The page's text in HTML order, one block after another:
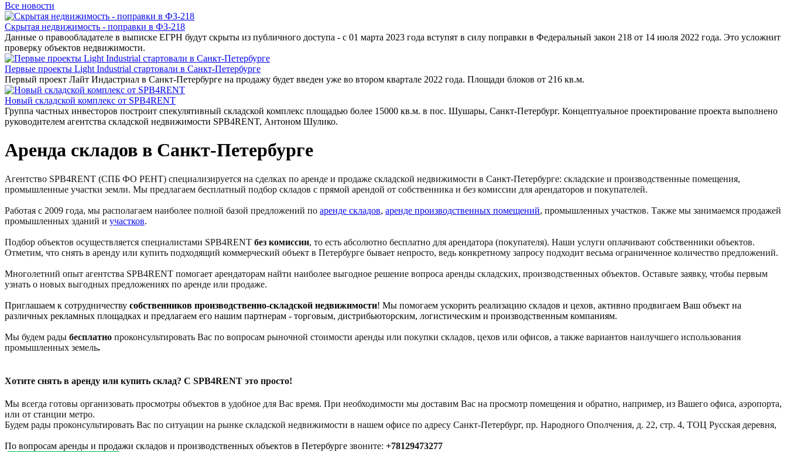
Все новости
Скрытая недвижимость - поправки в ФЗ-218
Данные о правообладателе в выписке ЕГРН будут скрыты из публичного доступа - с 01 марта 2023 года вступят в силу поправки в Федеральный закон 218 от 14 июля 2022 года. Это усложнит
проверку объектов недвижимости.
Первые проекты Light Industrial стартовали в Санкт-Петербурге
Первый проект Лайт Индастриал в Санкт-Петербурге на продажу будет введен уже во втором квартале 2022 года. Площади блоков от 216 кв.м.
Новый складской комплекс от SPB4RENT
Группа частных инвесторов построит спекулятивный складской комплекс площадью более 15000 кв.м. в пос. Шушары, Санкт-Петербург. Концептуальное проектирование проекта выполнено
руководителем агентства складской недвижимости SPB4RENT, Антоном Шулико.
Аренда складов в Санкт-Петербурге
Агентство SPB4RENT (СПБ ФО РЕНТ) специализируется на сделках по аренде и продаже складской недвижимости в Санкт-Петербурге: складские и производственные помещения,
промышленные участки земли. Мы предлагаем бесплатный подбор складов с прямой арендой от собственника и без комиссии для арендаторов и покупателей.
Работая с 2009 года, мы располагаем наиболее полной базой предложений по аренде складов, аренде производственных помещений, промышленных участков. Также мы занимаемся продажей
промышленных зданий и участков.
Подбор объектов осуществляется специалистами SPB4RENT без комиссии, то есть абсолютно бесплатно для арендатора (покупателя). Наши услуги оплачивают собственники объектов.
Отметим, что снять в аренду или купить подходящий коммерческий объект в Петербурге бывает непросто, ведь конкретному запросу подходит весьма ограниченное количество предложений.
Многолетний опыт агентства SPB4RENT помогает арендаторам найти наиболее выгодное решение вопроса аренды складских, производственных объектов. Оставьте заявку, чтобы первым
узнать о новых выгодных предложениях по аренде или продаже.
Приглашаем к сотрудничеству собственников производственно-складской недвижимости! Мы помогаем ускорить реализацию складов и цехов, активно продвигаем Ваш объект на
различных рекламных площадках и предлагаем его нашим партнерам - торговым, дистрибьюторским, логистическим и производственным компаниям.
Мы будем рады бесплатно проконсультировать Вас по вопросам рыночной стоимости аренды или покупки складов, цехов или офисов, а также вариантов наилучшего использования
промышленных земель.
Хотите снять в аренду или купить склад? С SPB4RENT это просто!
Мы всегда готовы организовать просмотры объектов в удобное для Вас время. При необходимости мы доставим Вас на просмотр помещения и обратно, например, из Вашего офиса, аэропорта,
или от станции метро.
Будем рады проконсультировать Вас по ситуации на рынке складской недвижимости в нашем офисе по адресу Санкт-Петербург, пр. Народного Ополчения, д. 22, стр. 4, ТОЦ Русская деревня,
По вопросам аренды и продажи складов и производственных объектов в Петербурге звоните: +78129473277